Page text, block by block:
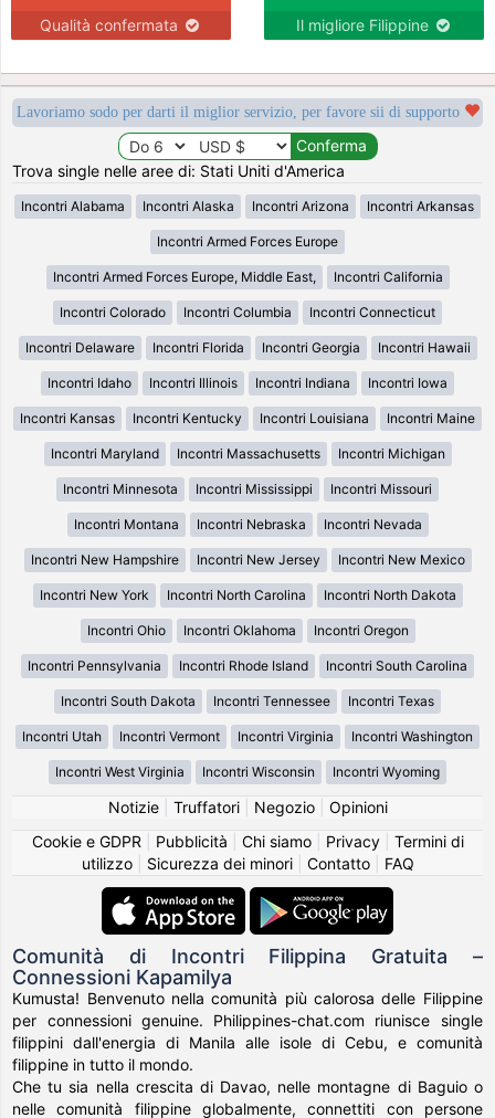
Qualità confermata Il migliore Filippine
Lavoriamo sodo per darti il miglior servizio, per favore sii di supporto
Trova single nelle aree di: Stati Uniti d'America
Incontri Alabama Incontri Alaska Incontri Arizona Incontri Arkansas
Incontri Armed Forces Europe
Incontri Armed Forces Europe, Middle East, Incontri California
Incontri Colorado Incontri Columbia Incontri Connecticut
Incontri Delaware Incontri Florida Incontri Georgia Incontri Hawaii
Incontri Idaho Incontri Illinois Incontri Indiana Incontri Iowa
Incontri Kansas Incontri Kentucky Incontri Louisiana Incontri Maine
Incontri Maryland Incontri Massachusetts Incontri Michigan
Incontri Minnesota Incontri Mississippi Incontri Missouri
Incontri Montana Incontri Nebraska Incontri Nevada
Incontri New Hampshire Incontri New Jersey Incontri New Mexico
Incontri New York Incontri North Carolina Incontri North Dakota
Incontri Ohio Incontri Oklahoma Incontri Oregon
Incontri Pennsylvania Incontri Rhode Island Incontri South Carolina
Incontri South Dakota Incontri Tennessee Incontri Texas
Incontri Utah Incontri Vermont Incontri Virginia Incontri Washington
Incontri West Virginia Incontri Wisconsin Incontri Wyoming
Notizie| Truffatori| Negozio| Opinioni
Cookie e GDPR
Pubblicità Chi siamo| Privacy| Termini di
utilizzo| Sicurezza dei minori| Contatto| FAQ
Comunità di Incontri Filippina Gratuita –
Connessioni Kapamilya
Kumusta! Benvenuto nella comunità più calorosa delle Filippine
per connessioni genuine. Philippines-chat.com riunisce single
filippini dall'energia di Manila alle isole di Cebu, e comunità
filippine in tutto il mondo.
Che tu sia nella crescita di Davao, nelle montagne di Baguio o
nelle comunità filippine globalmente, connettiti con persone